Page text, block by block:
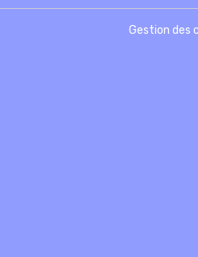
Gestion des